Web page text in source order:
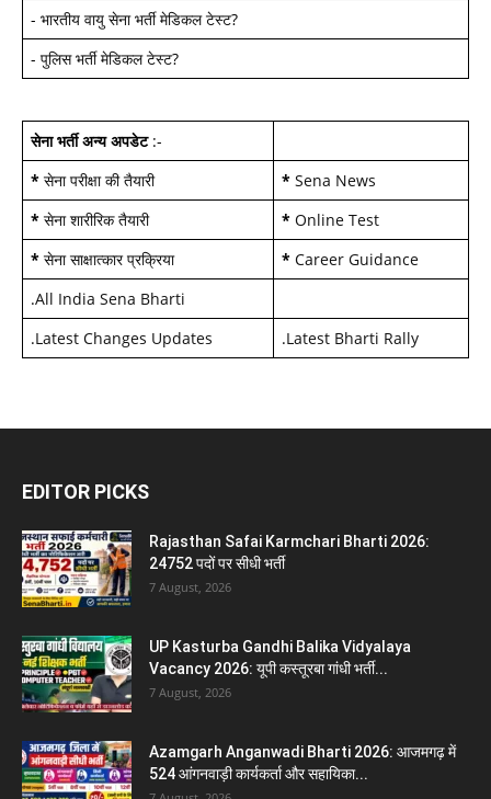
- भारतीय वायु सेना भर्ती मेडिकल टेस्ट?
- पुलिस भर्ती मेडिकल टेस्ट?
सेना भर्ती अन्य अपडेट:-
* सेना परीक्षा की तैयारी * Sena News
* सेना शारीरिक तैयारी * Online Test
* सेना साक्षात्कार प्रक्रिया * Career Guidance
.All India Sena Bharti
.Latest Changes Updates .Latest Bharti Rally
EDITOR PICKS
Rajasthan Safai Karmchari Bharti 2026:
24752 पदों पर सीधी भर्ती
7 August, 2026
UP Kasturba Gandhi Balika Vidyalaya
Vacancy 2026: यूपी कस्तूरबा गांधी भर्ती...
7 August, 2026
Azamgarh Anganwadi Bharti 2026: आजमगढ़ में
524 आंगनवाड़ी कार्यकर्ता और सहायिका...